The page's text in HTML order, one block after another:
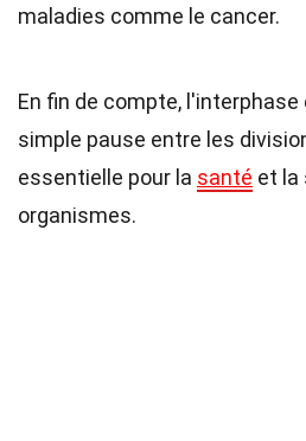
maladies comme le cancer.
En fin de compte,
simple pause entre les
essentielle pour la santé et la
organismes.